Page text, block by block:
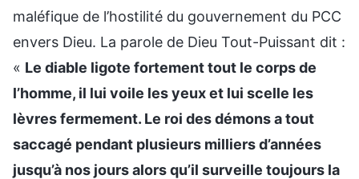
maléfique de l’hostilité du gouvernement du PCC
envers Dieu. La parole de Dieu Tout-Puissant dit :
« Le diable ligote fortement tout le corps de
l’homme, il lui voile les yeux et lui scelle les
lèvres fermement. Le roi des démons a tout
saccagé pendant plusieurs milliers d’années
jusqu’à nos jours alors qu’il surveille toujours la